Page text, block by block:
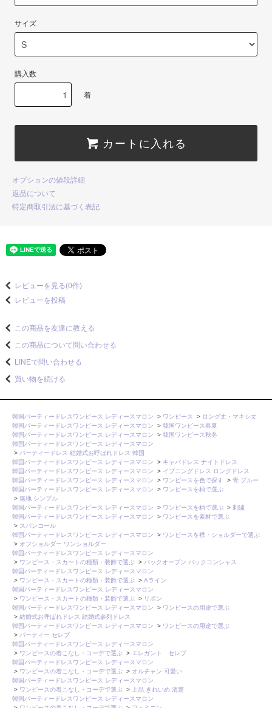
サイズ
購入数
着
カートに入れる
オプションの値段詳細
返品について
特定商取引法に基づく表記
レビューを見る(0件)
レビューを投稿
この商品を友達に教える
この商品について問い合わせる
LINEで問い合わせる
買い物を続ける
韓国パーティードレスワンピース レディースマロン > ワンピース > ロング丈・マキシ丈
韓国パーティードレスワンピース レディースマロン
> 韓国ワンピース春夏
韓国パーティードレスワンピース レディースマロン
> 韓国ワンピース秋冬
韓国パーティードレスワンピース レディースマロン
> パーティードレス 結婚式お呼ばれドレス 韓国
韓国パーティードレスワンピース レディースマロン
> キャバドレス ナイトドレス
韓国パーティードレスワンピース レディースマロン
> イブニングドレス ロングドレス
韓国パーティードレスワンピース レディースマロン
> ワンピースを色で探す > 青 ブルー
韓国パーティードレスワンピース レディースマロン
> ワンピースを柄で選ぶ
> 無地 シンプル
韓国パーティードレスワンピース レディースマロン
> ワンピースを柄で選ぶ > 刺繍
韓国パーティードレスワンピース レディースマロン
> ワンピースを素材で選ぶ
> スパンコール
韓国パーティードレスワンピース レディースマロン
> ワンピースを襟・ショルダーで選ぶ
> オフショルダー ワンショルダー
韓国パーティードレスワンピース レディースマロン
> ワンピース・スカートの種類・装飾で選ぶ > バックオープン バックコンシャス
韓国パーティードレスワンピース レディースマロン
> ワンピース・スカートの種類・装飾で選ぶ > Aライン
韓国パーティードレスワンピース レディースマロン
> ワンピース・スカートの種類・装飾で選ぶ > リボン
韓国パーティードレスワンピース レディースマロン
> ワンピースの用途で選ぶ
> 結婚式お呼ばれドレス 結婚式参列ドレス
韓国パーティードレスワンピース レディースマロン
> ワンピースの用途で選ぶ
> パーティー セレブ
韓国パーティードレスワンピース レディースマロン
> ワンピースの着こなし・コーデで選ぶ > エレガント セレブ
韓国パーティードレスワンピース レディースマロン
> ワンピースの着こなし・コーデで選ぶ > オルチャン 可愛い
韓国パーティードレスワンピース レディースマロン
> ワンピースの着こなし・コーデで選ぶ >
上品 きれいめ 清楚
韓国パーティードレスワンピース レディースマロン